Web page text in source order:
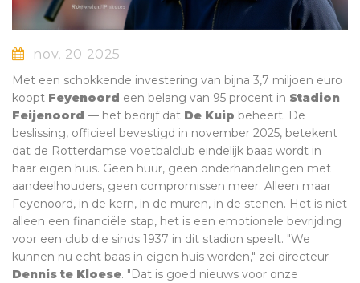
nov, 20 2025
Met een schokkende investering van bijna 3,7 miljoen euro
koopt Feyenoord een belang van 95 procent in Stadion
Feijenoord — het bedrijf dat De Kuip beheert. De
beslissing, officieel bevestigd in november 2025, betekent
dat de Rotterdamse voetbalclub eindelijk baas wordt in
haar eigen huis. Geen huur, geen onderhandelingen met
aandeelhouders, geen compromissen meer. Alleen maar
Feyenoord, in de kern, in de muren, in de stenen. Het is niet
alleen een financiële stap, het is een emotionele bevrijding
voor een club die sinds 1937 in dit stadion speelt. "We
kunnen nu echt baas in eigen huis worden," zei directeur
Dennis te Kloese. "Dat is goed nieuws voor onze